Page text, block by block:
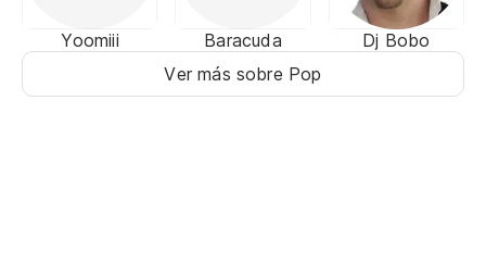
Yoomiii Baracuda
Dj Bobo
Ver más sobre Pop